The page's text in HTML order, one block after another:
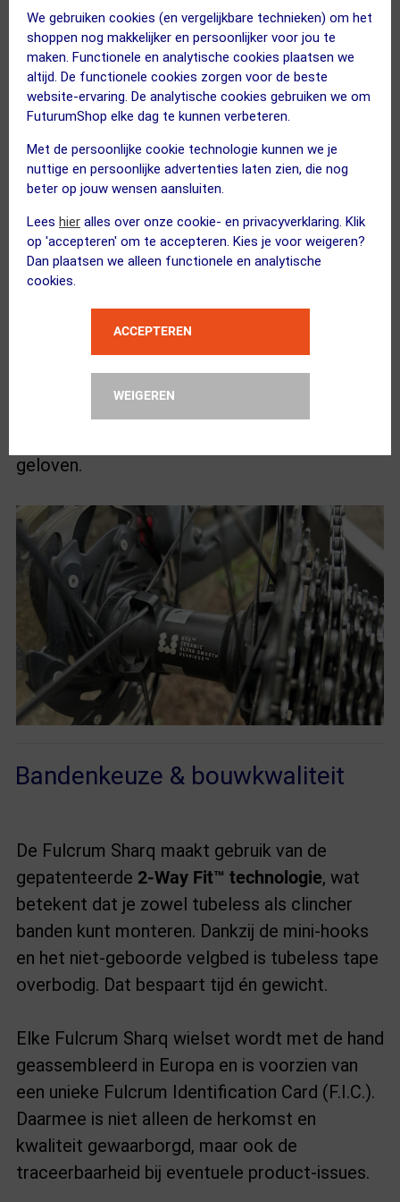
We gebruiken cookies (en vergelijkbare technieken) om het
shoppen nog makkelijker en persoonlijker voor jou te
maken. Functionele en analytische cookies plaatsen we
altijd. De functionele cookies zorgen voor de beste
website-ervaring. De analytische cookies gebruiken we om
FuturumShop elke dag te kunnen verbeteren.
Met de persoonlijke cookie technologie kunnen we je
nuttige en persoonlijke advertenties laten zien, die nog
beter op jouw wensen aansluiten.
Lees hier alles over onze cookie- en privacyverklaring. Klik
op 'accepteren' om te accepteren. Kies je voor weigeren?
Dan plaatsen we alleen functionele en analytische
cookies.
ACCEPTEREN
WEIGEREN
het me wel een stukje makkelijker!” Met 1440
gram zijn deze wielen ook absoluut niet zwaar
te noemen.
USB™ lagers: soepelheid op het
hoogste niveau
De Ultra Smooth Bearings™ (USB™)
keramische lagers maakten meteen indruk
tijdens de eerste ritten. “Ik voelde minder
rolweerstand dan bij mijn vorige high-end
wielset. Op de lange rechte stukken en tijdens
het stilhouden van mijn benen voelde het alsof
geloven.
Bandenkeuze & bouwkwaliteit
De Fulcrum Sharq maakt gebruik van de
gepatenteerde 2-Way Fit™ technologie, wat
betekent dat je zowel tubeless als clincher
banden kunt monteren. Dankzij de mini-hooks
en het niet-geboorde velgbed is tubeless tape
overbodig. Dat bespaart tijd én gewicht.
Elke Fulcrum Sharq wielset wordt met de hand
geassembleerd in Europa en is voorzien van
een unieke Fulcrum Identification Card (F.I.C.).
Daarmee is niet alleen de herkomst en
kwaliteit gewaarborgd, maar ook de
traceerbaarheid bij eventuele product-issues.